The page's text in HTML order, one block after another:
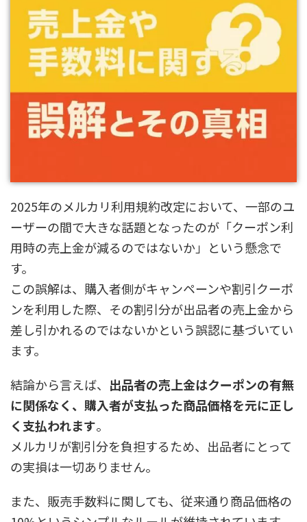
2025年のメルカリ利用規約改定において、一部のユ
ーザーの間で大きな話題となったのが「クーポン利
用時の売上金が減るのではないか」という懸念で
す。
この誤解は、購入者側がキャンペーンや割引クーポ
ンを利用した際、その割引分が出品者の売上金から
差し引かれるのではないかという誤認に基づいてい
ます。
結論から言えば、 出品者の売上金はクーポンの有無
に関係なく、購入者が支払った商品価格を元に正し
く支払われます。
メルカリが割引分を負担するため、出品者にとって
の実損は一切ありません。
また、販売手数料に関しても、従来通り商品価格の